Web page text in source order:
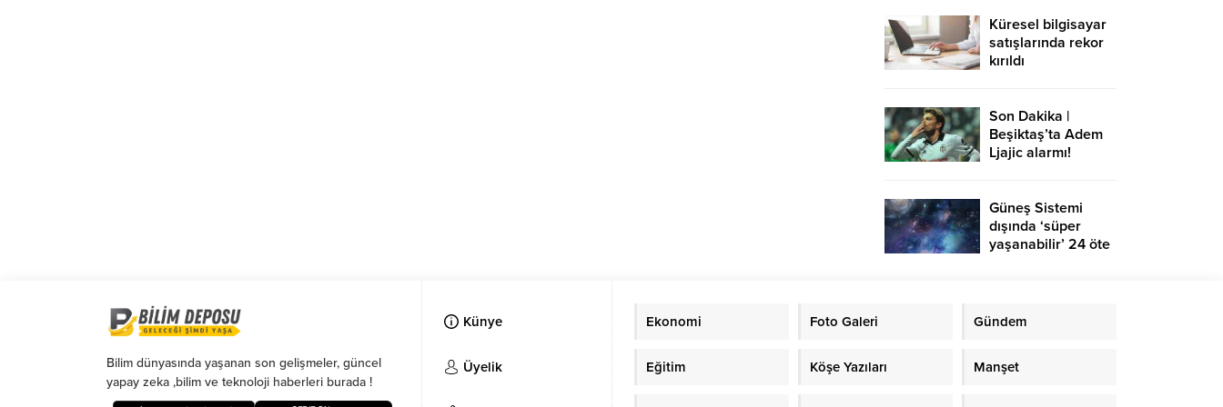
Küresel bilgisayar
satışlarında rekor
kırıldı
Son Dakika |
Beşiktaş’ta Adem
Ljajic alarmı!
Güneş Sistemi
dışında ‘süper
yaşanabilir’ 24 öte
Bilim dünyasında yaşanan son gelişmeler, güncel
yapay zeka ,bilim ve teknoloji haberleri burada !
Künye
Üyelik
Ekonomi Foto Galeri Gündem
Eğitim Köşe Yazıları Manşet